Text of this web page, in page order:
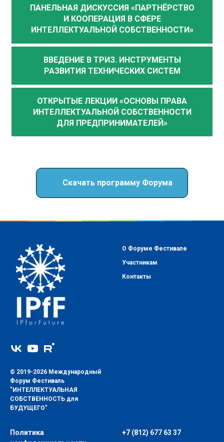
ПАНЕЛЬНАЯ ДИСКУССИЯ «ПАРТНЁРСТВО
И КООПЕРАЦИЯ В СФЕРЕ
ИНТЕЛЛЕКТУАЛЬНОЙ СОБСТВЕННОСТИ»
ВВЕДЕНИЕ В ТРИЗ. ИНСТРУМЕНТЫ
РАЗВИТИЯ ТЕХНИЧЕСКИХ СИСТЕМ
ОТКРЫТЫЕ ЛЕКЦИИ «ОСНОВЫ ПРАВА
ИНТЕЛЛЕКТУАЛЬНОЙ СОБСТВЕННОСТИ
ДЛЯ ПРЕДПРИНИМАТЕЛЕЙ»
Скачать программу Форума
© 2019-2026 Международный
Форум Фестиваль
"ИНТЕЛЛЕКТУАЛЬНАЯ
СОБСТВЕННОСТЬ для
БУДУЩЕГО"
О Форуме Фестивале
Участникам
Контакты
Политика
+7 (812) 677 63 37